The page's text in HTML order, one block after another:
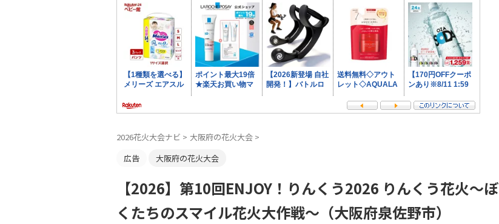
2026花火大会ナビ > 大阪府の花火大会 >
広告
大阪府の花火大会
【2026】第10回ENJOY！りんくう2026 りんくう花火～ぼ
くたちのスマイル花火大作戦～（大阪府泉佐野市）